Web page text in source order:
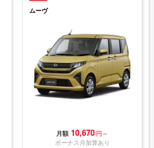
ムーヴ
月額 10,670 円～
ボーナス月加算あり